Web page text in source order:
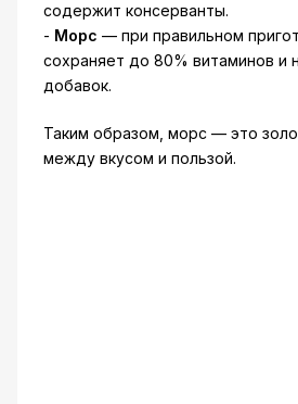
содержит консерванты.
- Морс — при правильном
сохраняет до 80% витаминов и
добавок.
Таким образом, морс — это
между вкусом и пользой.